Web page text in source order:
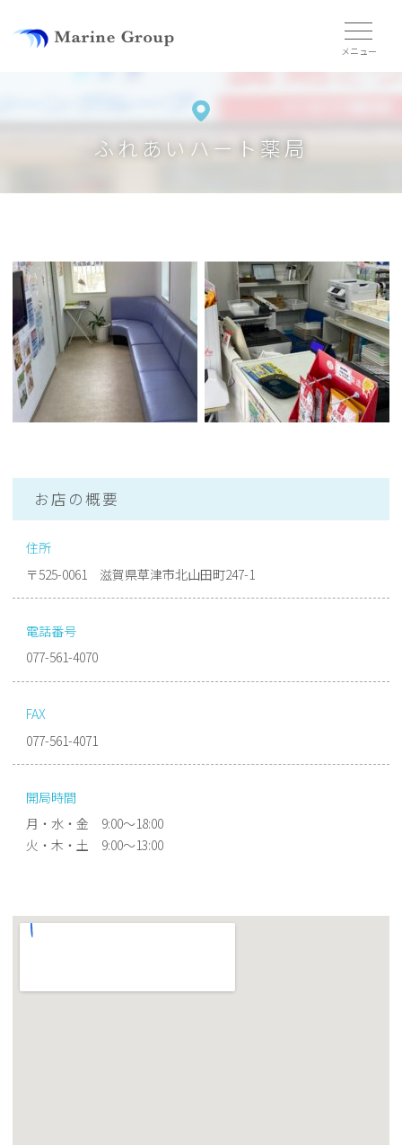
ふれあいハート薬局
お店の概要
住所
〒525-0061 滋賀県草津市北山田町247-1
電話番号
077-561-4070
FAX
077-561-4071
開局時間
月・水・金 9:00～18:00
火・木・土 9:00～13:00